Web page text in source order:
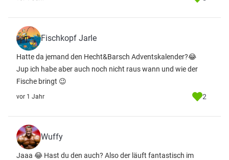
Fischkopf Jarle
Hatte da jemand den Hecht&Barsch Adventskalender?😂
Jup ich habe aber auch noch nicht raus wann und wie der
Fische bringt 😉
vor 1 Jahr 2
Wuffy
Jaaa 😂 Hast du den auch? Also der läuft fantastisch im